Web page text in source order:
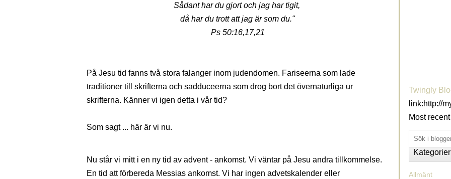
Sådant har du gjort och jag har tigit,
då har du trott att jag är som du."
Ps 50:16,17,21
På Jesu tid fanns två stora falanger inom judendomen. Fariseerna som lade
traditioner till skrifterna och sadduceerna som drog bort det övernaturliga ur
skrifterna. Känner vi igen detta i vår tid?
Som sagt ... här är vi nu.
Nu står vi mitt i en ny tid av advent - ankomst. Vi väntar på Jesu andra tillkommelse.
En tid att förbereda Messias ankomst. Vi har ingen advetskalender eller
Twingly
link:http://
Most
Kategorier
Allmänt